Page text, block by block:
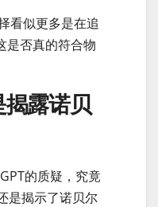
看似更多是在追
是否真的符合物
露诺贝
的质疑，究竟
是揭示了诺贝尔